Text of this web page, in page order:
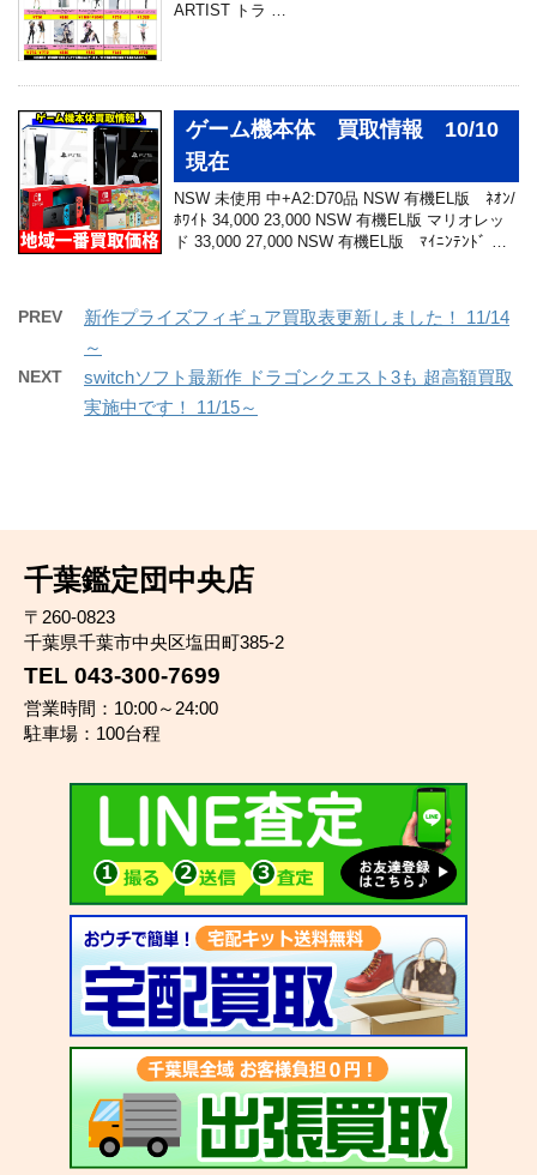
ARTIST トラ …
ゲーム機本体 買取情報 10/10
現在
NSW 未使用 中+A2:D70品 NSW 有機EL版 ﾈｵﾝ/
ﾎﾜｲﾄ 34,000 23,000 NSW 有機EL版 マリオレッ
ド 33,000 27,000 NSW 有機EL版 ﾏｲﾆﾝﾃﾝﾄﾞ …
PREV
新作プライズフィギュア買取表更新しました！ 11/14
～
NEXT
switchソフト最新作 ドラゴンクエスト3も 超高額買取
実施中です！ 11/15～
千葉鑑定団中央店
〒260-0823
千葉県千葉市中央区塩田町385-2
TEL 043-300-7699
営業時間：10:00～24:00
駐車場：100台程